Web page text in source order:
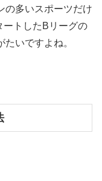
の多いスポーツだけ
ートしたBリーグの
いですよね。